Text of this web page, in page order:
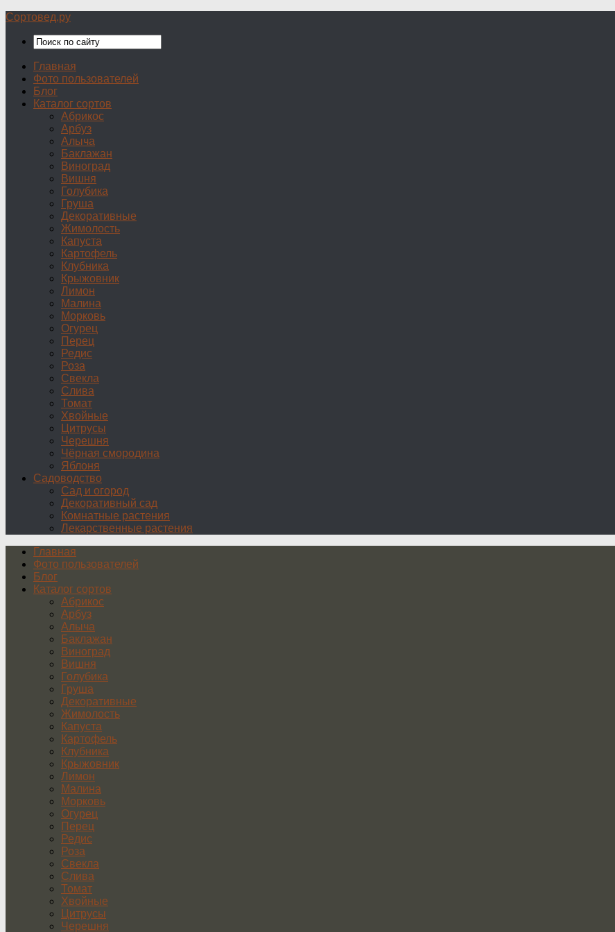
Сортовед.ру
Главная
Фото пользователей
Блог
Каталог сортов
Абрикос
Арбуз
Алыча
Баклажан
Виноград
Вишня
Голубика
Груша
Декоративные
Жимолость
Капуста
Картофель
Клубника
Крыжовник
Лимон
Малина
Морковь
Огурец
Перец
Редис
Роза
Свекла
Слива
Томат
Хвойные
Цитрусы
Черешня
Чёрная смородина
Яблоня
Садоводство
Сад и огород
Декоративный сад
Комнатные растения
Лекарственные растения
Главная
Фото пользователей
Блог
Каталог сортов
Абрикос
Арбуз
Алыча
Баклажан
Виноград
Вишня
Голубика
Груша
Декоративные
Жимолость
Капуста
Картофель
Клубника
Крыжовник
Лимон
Малина
Морковь
Огурец
Перец
Редис
Роза
Свекла
Слива
Томат
Хвойные
Цитрусы
Черешня